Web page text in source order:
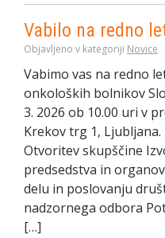
Vabilo na redno
Objavljeno v kategoriji Novice
Vabimo vas na redno
onkoloških bolnikov
3. 2026 ob 10.00 uri v
Krekov trg 1, Ljubljana.
Otvoritev skupščine
predsedstva in
delu in poslovanju
nadzornega odbora
[…]